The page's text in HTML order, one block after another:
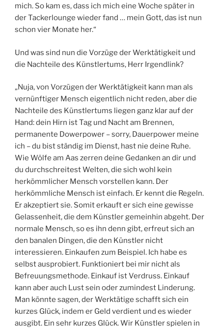
mich. So kam es, dass ich mich eine Woche später in
der Tackerlounge wieder fand … mein Gott, das ist nun
schon vier Monate her.“
Und was sind nun die Vorzüge der Werktätigkeit und
die Nachteile des Künstlertums, Herr Irgendlink?
„Nuja, von Vorzügen der Werktätigkeit kann man als
vernünftiger Mensch eigentlich nicht reden, aber die
Nachteile des Künstlertums liegen ganz klar auf der
Hand: dein Hirn ist Tag und Nacht am Brennen,
permanente Dowerpower – sorry, Dauerpower meine
ich – du bist ständig im Dienst, hast nie deine Ruhe.
Wie Wölfe am Aas zerren deine Gedanken an dir und
du durchschreitest Welten, die sich wohl kein
herkömmlicher Mensch vorstellen kann. Der
herkömmliche Mensch ist einfach. Er kennt die Regeln.
Er akzeptiert sie. Somit erkauft er sich eine gewisse
Gelassenheit, die dem Künstler gemeinhin abgeht. Der
normale Mensch, so es ihn denn gibt, erfreut sich an
den banalen Dingen, die den Künstler nicht
interessieren. Einkaufen zum Beispiel. Ich habe es
selbst ausprobiert. Funktioniert bei mir nicht als
Befreuungsmethode. Einkauf ist Verdruss. Einkauf
kann aber auch Lust sein oder zumindest Linderung.
Man könnte sagen, der Werktätige schafft sich ein
kurzes Glück, indem er Geld verdient und es wieder
ausgibt. Ein sehr kurzes Glück. Wir Künstler spielen in